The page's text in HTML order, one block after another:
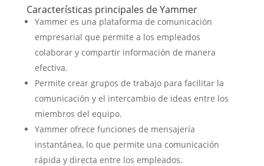
Características principales de Yammer
Yammer es una plataforma de comunicación
empresarial que permite a los empleados
colaborar y compartir información de manera
efectiva.
Permite crear grupos de trabajo para facilitar la
comunicación y el intercambio de ideas entre los
miembros del equipo.
Yammer ofrece funciones de mensajería
instantánea, lo que permite una comunicación
rápida y directa entre los empleados.